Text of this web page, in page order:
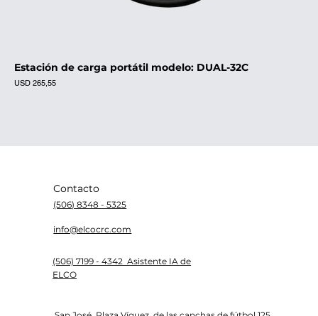
Estación de carga portátil modelo: DUAL-32C
Precio
USD 265,55
info@elcocrc.com
Contacto
(506) 8348 - 5325
(506) 7199 - 4342 Asistente IA de
ELCO